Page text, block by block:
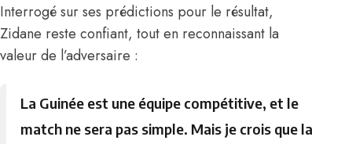
Interrogé sur ses prédictions pour le résultat,
Zidane reste confiant, tout en reconnaissant la
valeur de l’adversaire :
La Guinée est une équipe compétitive, et le
match ne sera pas simple. Mais je crois que la